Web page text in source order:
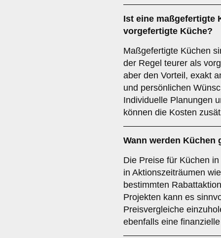
Ist eine maßgefertigte
vorgefertigte Küche?
Maßgefertigte Küchen
der Regel teurer als
aber den Vorteil, exakt
und persönlichen
Individuelle Planungen
können die Kosten
Wann werden Küchen
Die Preise für Küchen
in Aktionszeiträumen
bestimmten
Projekten kann es
Preisvergleiche
ebenfalls eine